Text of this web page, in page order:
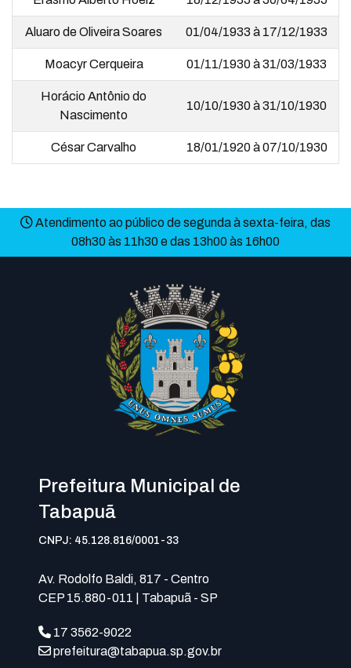
Aluaro de Oliveira Soares 01/04/1933 à 17/12/1933
Moacyr Cerqueira 01/11/1930 à 31/03/1933
Horácio Antônio do
Nascimento
10/10/1930 à 31/10/1930
César Carvalho 18/01/1920 à 07/10/1930
Atendimento ao público de segunda à sexta-feira, das
08h30 às 11h30 e das 13h00 às 16h00
Prefeitura Municipal de
Tabapuã
CNPJ: 45.128.816/0001-33
Av. Rodolfo Baldi, 817 - Centro
CEP 15.880-011 | Tabapuã - SP
17 3562-9022
prefeitura@tabapua.sp.gov.br